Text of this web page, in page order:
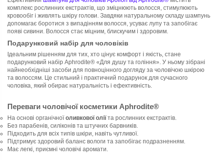
комплекс рослинних екстрактів, що зміцнюють волосся, стимулюють
кровообіг і живлять шкіру голови. Завдяки натуральному складу шампунь
допомагає боротися з випадінням волосся, усуває лупу та запобігає
появі сивини. Волосся стає міцним, блискучим і здоровим.
Подарунковий набір для чоловіків
Ідеальним рішенням для тих, хто цінує комфорт і якість, стане
подарунковий набір Aphrodite® «Для душу та гоління». У ньому зібрані
найнеобхідніші засоби для повноцінного догляду за чоловічою шкірою
та волоссям. Це стильний і практичний подарунок для сучасного
чоловіка, який обирає натуральність і ефективність.
Переваги чоловічої косметики Aphrodite®
На основі органічноїоливкової оліїта рослинних екстрактів.
Без парабенів, силіконів та штучних барвників.
Підходить для всіх типів шкіри, навіть чутливої.
Підтримує здоровий баланс вологи та запобігає подразненням.
Має легкі, приємні чоловічі аромати.